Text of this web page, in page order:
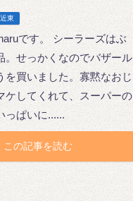
東
です。 シーラーズはぶ
。せっかくなのでバザール
を買いました。寡黙なおじ
ケしてくれて、スーパーの
っぱいに......
この記事を読む